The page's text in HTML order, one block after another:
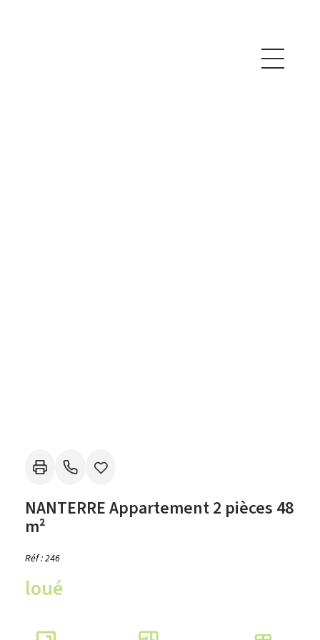
NANTERRE Appartement 2 pièces 48
m²
Réf : 246
loué